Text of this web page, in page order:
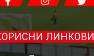
ЛИНКОВИ